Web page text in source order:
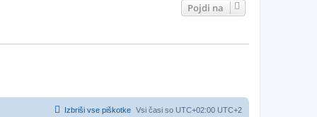
Pojdi na
Vsi časi so UTC+02:00 UTC+2
Izbriši vse piškotke